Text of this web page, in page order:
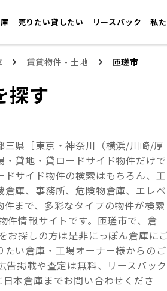
売りたい貸したい リースバック 私
賃貸物件 - 土地 匝瑳市
探す
三県［東京・神奈川（横浜/川崎/厚
貸地・貸ロードサイド物件だけで
サイド物件の検索はもちろん、工
庫、事務所、危険物倉庫、エレベ
まで、多彩なタイプの物件が検索
件情報サイトです。匝瑳市で、倉
お探しの方は是非にっぽん倉庫に
い倉庫・工場オーナー様からのご
掲載や査定は無料、リースバック
本倉庫までお問い合わせくださ